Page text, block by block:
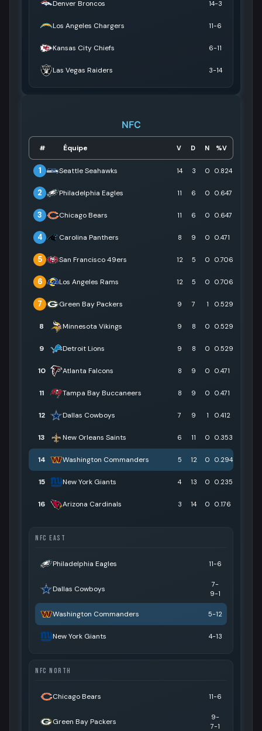
Denver Broncos 14-3
Los Angeles Chargers 11-6
Kansas City Chiefs 6-11
Las Vegas Raiders 3-14
NFC
# Équipe V D N %V
1 Seattle Seahawks 14 3 0 0.824
2 Philadelphia Eagles 11 6 0 0.647
3 Chicago Bears 11 6 0 0.647
4 Carolina Panthers 8 9 0 0.471
5 San Francisco 49ers 12 5 0 0.706
6 Los Angeles Rams 12 5 0 0.706
7 Green Bay Packers 9 7 1 0.529
8 Minnesota Vikings 9 8 0 0.529
9 Detroit Lions 9 8 0 0.529
10 Atlanta Falcons 8 9 0 0.471
11 Tampa Bay Buccaneers 8 9 0 0.471
12 Dallas Cowboys 7 9 1 0.412
13 New Orleans Saints 6 11 0 0.353
14 Washington Commanders 5 12 0 0.294
15 New York Giants 4 13 0 0.235
16 Arizona Cardinals 3 14 0 0.176
NFC EAST
Philadelphia Eagles 11-6
Dallas Cowboys
7-
9-1
Washington Commanders 5-12
New York Giants 4-13
NFC NORTH
Chicago Bears 11-6
Green Bay Packers
9-
7-1